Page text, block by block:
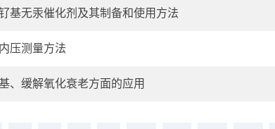
基无汞催化剂及其制备和使用方法
压测量方法
、缓解氧化衰老方面的应用